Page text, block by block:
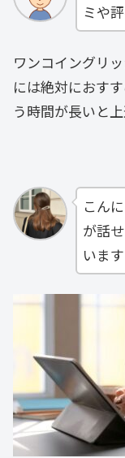
ミや
ワンコイングリ
には絶対におす
う時間が長いと上
こん
が話
います